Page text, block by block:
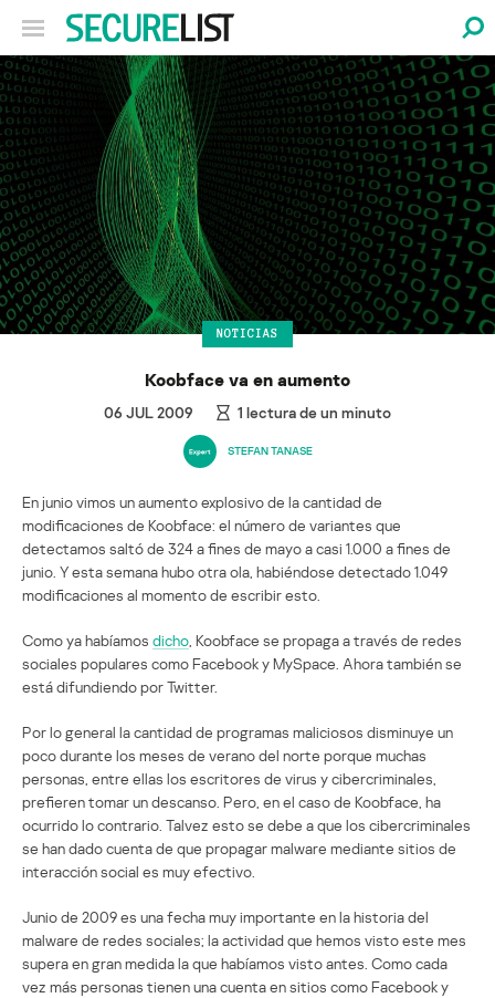
NOTICIAS
Koobface va en aumento
06 JUL 2009 1 lectura de un minuto
STEFAN TANASE
En junio vimos un aumento explosivo de la cantidad de
modificaciones de Koobface: el número de variantes que
detectamos saltó de 324 a fines de mayo a casi 1.000 a fines de
junio. Y esta semana hubo otra ola, habiéndose detectado 1.049
modificaciones al momento de escribir esto.
Como ya habíamos dicho , Koobface se propaga a través de redes
sociales populares como Facebook y MySpace. Ahora también se
está difundiendo por Twitter.
Por lo general la cantidad de programas maliciosos disminuye un
poco durante los meses de verano del norte porque muchas
personas, entre ellas los escritores de virus y cibercriminales,
prefieren tomar un descanso. Pero, en el caso de Koobface, ha
ocurrido lo contrario. Talvez esto se debe a que los cibercriminales
se han dado cuenta de que propagar malware mediante sitios de
interacción social es muy efectivo.
Junio de 2009 es una fecha muy importante en la historia del
malware de redes sociales; la actividad que hemos visto este mes
supera en gran medida la que habíamos visto antes. Como cada
vez más personas tienen una cuenta en sitios como Facebook y